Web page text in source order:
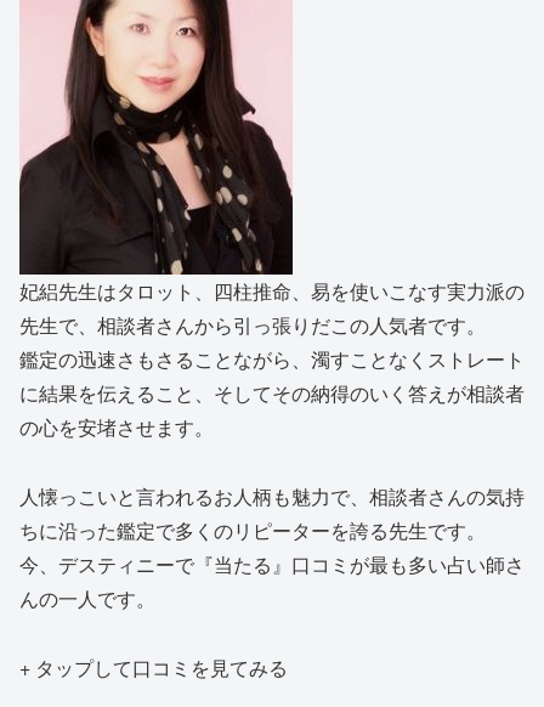
妃絽先生はタロット、四柱推命、易を使いこなす実力派の
先生で、相談者さんから引っ張りだこの人気者です。
鑑定の迅速さもさることながら、濁すことなくストレート
に結果を伝えること、そしてその納得のいく答えが相談者
の心を安堵させます。
人懐っこいと言われるお人柄も魅力で、相談者さんの気持
ちに沿った鑑定で多くのリピーターを誇る先生です。
今、デスティニーで『当たる』口コミが最も多い占い師さ
んの一人です。
+ タップして口コミを見てみる